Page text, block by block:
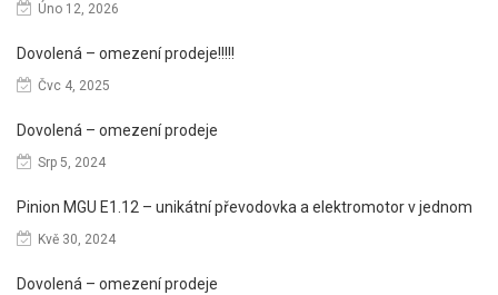
Úno 12, 2026
Dovolená – omezení prodeje!!!!!
Čvc 4, 2025
Dovolená – omezení prodeje
Srp 5, 2024
Pinion MGU E1.12 – unikátní převodovka a elektromotor v jednom
Kvě 30, 2024
Dovolená – omezení prodeje